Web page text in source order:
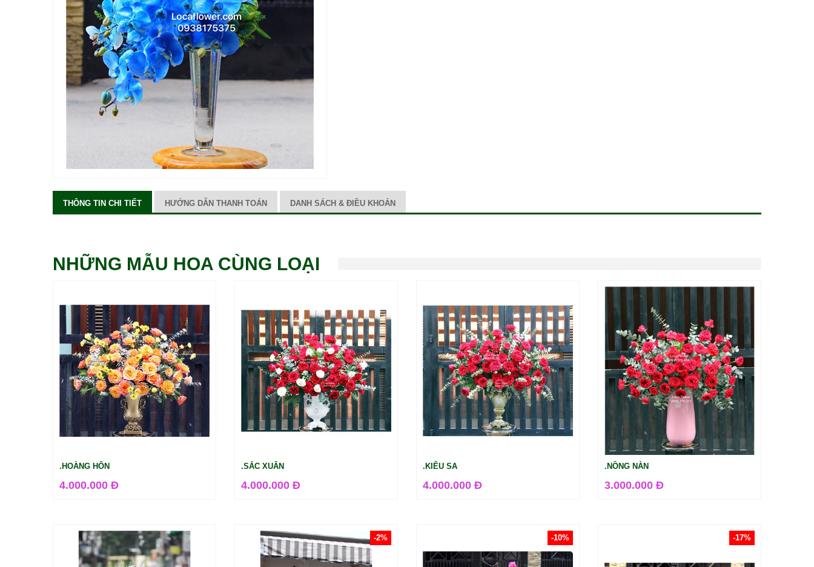
THÔNG TIN CHI TIẾT HƯỚNG DẪN THANH TOÁN DANH SÁCH & ĐIỀU KHOẢN
NHỮNG MẪU HOA CÙNG LOẠI
.HOÀNG HÔN
4.000.000 Đ
.SẮC XUÂN
4.000.000 Đ
.KIÊU SA
4.000.000 Đ
.NỒNG NÀN
3.000.000 Đ
-2% -10% -17%